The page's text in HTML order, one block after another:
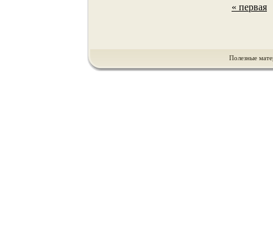
« первая
Полезные